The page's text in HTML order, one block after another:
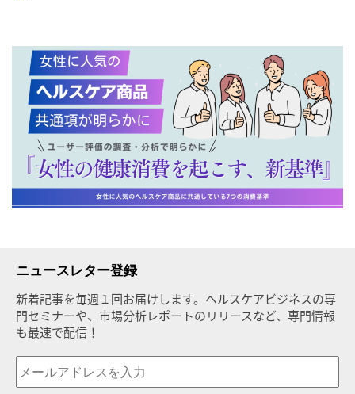
ニュースレター登録
新着記事を毎週１回お届けします。ヘルスケアビジネスの専
門セミナーや、市場分析レポートのリリースなど、専門情報
も最速で配信！